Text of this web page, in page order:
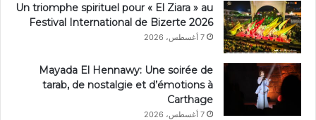
Un triomphe spirituel pour « El Ziara » au
Festival International de Bizerte 2026
7 أغسطس، 2026
Mayada El Hennawy: Une soirée de
tarab, de nostalgie et d’émotions à
Carthage
7 أغسطس، 2026